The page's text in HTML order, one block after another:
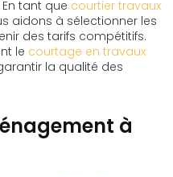
tant que courtier travaux
aidons à sélectionner les
des tarifs compétitifs.
le courtage en travaux
la qualité des
à